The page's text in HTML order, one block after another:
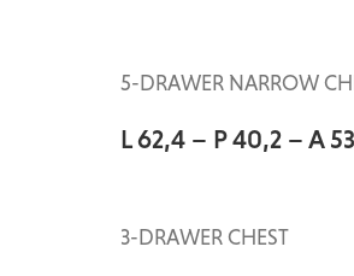
5-DRAWER NARROW
L 62,4 – P 40,2 – A
3-DRAWER CHEST